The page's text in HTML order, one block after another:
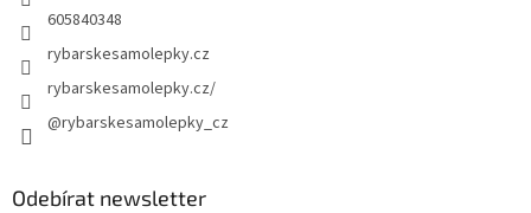
605840348
rybarskesamolepky.cz
rybarskesamolepky.cz/
@rybarskesamolepky_cz
Odebírat newsletter